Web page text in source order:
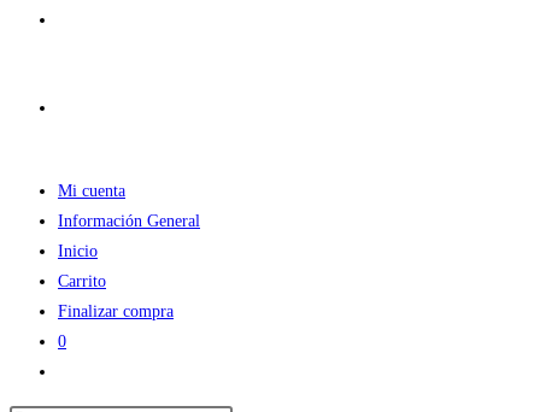
Mi cuenta
Información General
Inicio
Carrito
Finalizar compra
0